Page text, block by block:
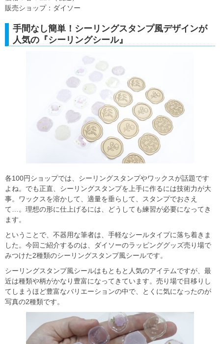
販売ショップ：ダイソー
手間なし簡単！シーリングスタンプ風デザインが
人気の『シーリングシール』
各100円ショップでは、シーリングスタンプやワックスが話題です
よね。でも正直、シーリングスタンプを上手に作るには技術力が大
事。ワックスを溶かして、適量を垂らして、スタンプでおさえ
て…。理想の形に仕上げるには、どうしても練習が必要になってき
ます。
ということで、不器用な筆者は、手軽なシールタイプに落ち着きま
した。今回ご紹介するのは、ダイソーのラッピンググッズ売り場で
みつけた2種類のシーリングスタンプ風シールです。
シーリングスタンプ風シールはもともと人気のアイテムですが、最
近は種類や柄がかなり豊富になってきています。売り場で目移りし
てしまうほど豊富なバリエーションの中で、とくに気になったのが
写真の2種類です。